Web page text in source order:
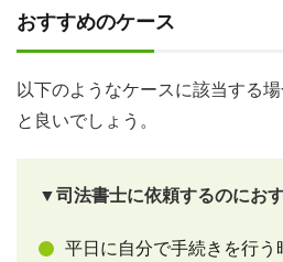
おすすめのケース
以下のようなケースに該当する
と良いでしょう。
▼司法書士に依頼するのにお
平日に自分で手続きを行う